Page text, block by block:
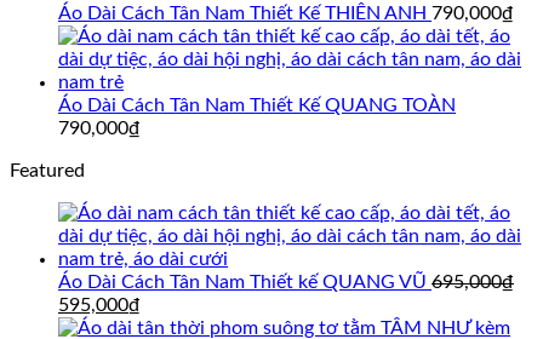
Áo Dài Cách Tân Nam Thiết Kế THIÊN ANH 790,000₫
Áo Dài Cách Tân Nam Thiết Kế QUANG TOÀN
790,000₫
Featured
Áo Dài Cách Tân Nam Thiết kế QUANG VŨ 695,000₫
Giá
gốc
595,000₫
hiện